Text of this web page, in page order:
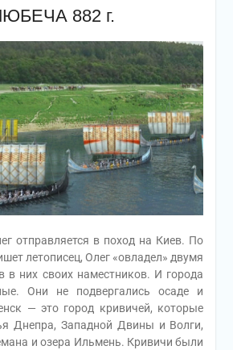
882 г.
отправляется в поход на Киев. По
летописец, Олег «овладел» двумя
в них своих наместников. И города
Они не подвергались осаде и
— это город кривичей, которые
Днепра, Западной Двины и Волги,
и озера Ильмень. Кривичи были